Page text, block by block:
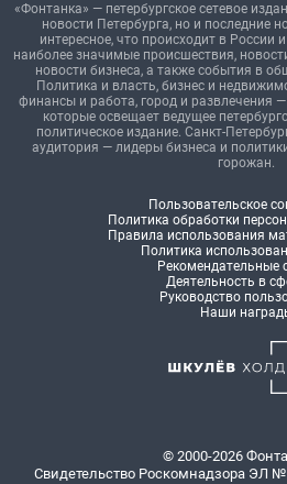
«Фонтанка» — петербургское сетевое
новости Петербурга, но и последние
интересное, что происходит в России
наиболее значимые происшествия,
новости бизнеса, а также события в
Политика и власть, бизнес и
финансы и работа, город и развлечения
которые освещает ведущее
политическое издание. Санкт-
аудитория — лидеры бизнеса и
горожан.
Пользовательское
Политика обработки
Правила использования
Политика
Рекомендательные
Деятельность в
Руководство
Наши
© 2000-2026
Свидетельство Роскомнадзора ЭЛ №